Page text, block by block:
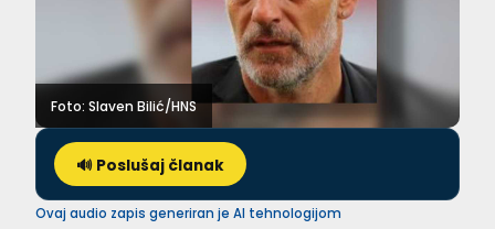
Foto: Slaven Bilić/HNS
🔊 Poslušaj članak
Ovaj audio zapis generiran je AI tehnologijom